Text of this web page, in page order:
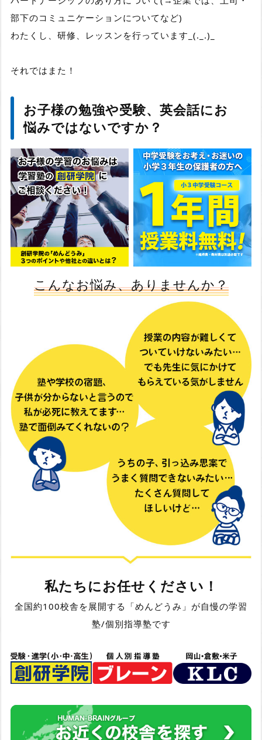
部下のコミュニケーションについてなど)
わたくし、研修、レッスンを行っています_(._.)_
それではまた！
お子様の勉強や受験、英会話にお
悩みではないですか？
こんなお悩み、ありませんか？
私たちにお任せください！
全国約100校舎を展開する「めんどうみ」が自慢の学習
塾/個別指導塾です